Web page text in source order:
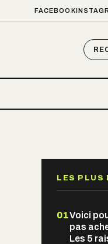
FACEBOOK
LES PLUS
01Voici
pas
Les 5